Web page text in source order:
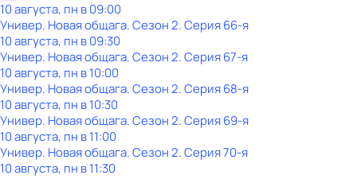
10 августа, пн в 09:00
Универ. Новая общага. Сезон 2. Серия 66-я
10 августа, пн в 09:30
Универ. Новая общага. Сезон 2. Серия 67-я
10 августа, пн в 10:00
Универ. Новая общага. Сезон 2. Серия 68-я
10 августа, пн в 10:30
Универ. Новая общага. Сезон 2. Серия 69-я
10 августа, пн в 11:00
Универ. Новая общага. Сезон 2. Серия 70-я
10 августа, пн в 11:30